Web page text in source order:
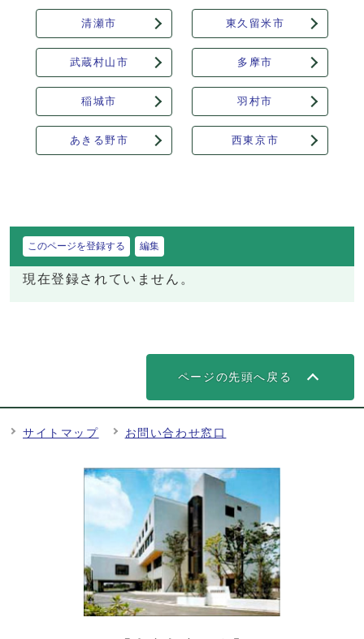
清瀬市 東久留米市
武蔵村山市 多摩市
稲城市 羽村市
あきる野市 西東京市
このページを登録する 編集
現在登録されていません。
ページの先頭へ戻る
サイトマップ お問い合わせ窓口